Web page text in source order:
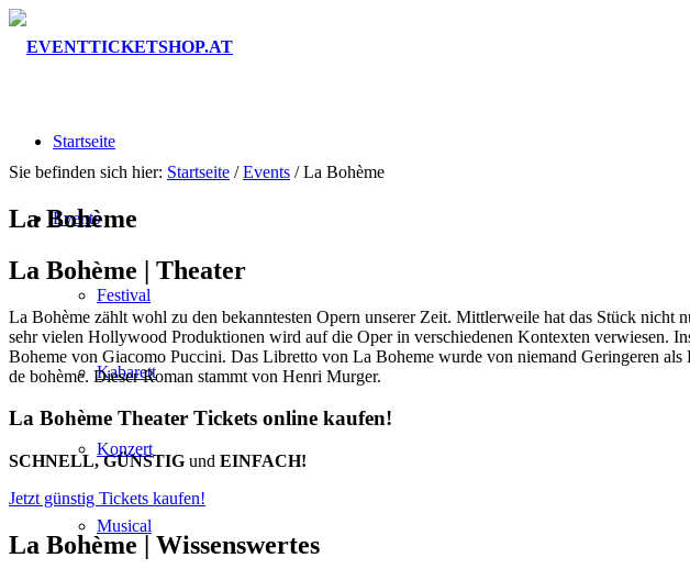
Startseite
Events
Festival
Kabarett
Konzert
Musical
Sie befinden sich hier: Startseite / Events / La Bohème
La Bohème
La Bohème | Theater
La Bohème zählt wohl zu den bekanntesten Opern unserer Zeit. Mittlerweile hat das Stück
sehr vielen Hollywood Produktionen wird auf die Oper in verschiedenen Kontexten verwiesen.
Boheme von Giacomo Puccini. Das Libretto von La Boheme wurde von niemand Geringeren
de bohème. Dieser Roman stammt von Henri Murger.
La Bohème Theater Tickets online kaufen!
SCHNELL, GÜNSTIG und EINFACH!
Jetzt günstig Tickets kaufen!
La Bohème | Wissenswertes